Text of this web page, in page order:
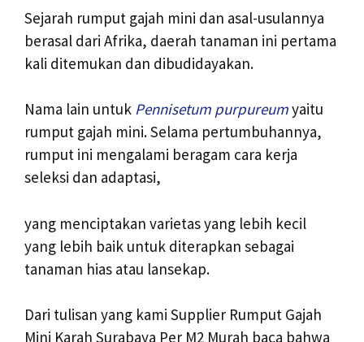
Sejarah rumput gajah mini dan asal-usulannya
berasal dari Afrika, daerah tanaman ini pertama
kali ditemukan dan dibudidayakan.
Nama lain untuk Pennisetum purpureumyaitu
rumput gajah mini. Selama pertumbuhannya,
rumput ini mengalami beragam cara kerja
seleksi dan adaptasi,
yang menciptakan varietas yang lebih kecil
yang lebih baik untuk diterapkan sebagai
tanaman hias atau lansekap.
Dari tulisan yang kami Supplier Rumput Gajah
Mini Karah Surabaya Per M2 Murah baca bahwa